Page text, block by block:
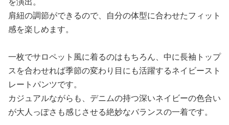
肩紐の調節ができるので、自分の体型に合わせたフィット
感を楽しめます。
一枚でサロペット風に着るのはもちろん、中に長袖トップ
スを合わせれば季節の変わり目にも活躍するネイビースト
レートパンツです。
カジュアルながらも、デニムの持つ深いネイビーの色合い
が大人っぽさも感じさせる絶妙なバランスの一着です。